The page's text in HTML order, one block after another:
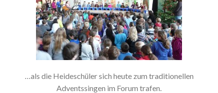
…als die Heideschüler sich heute zum traditionellen
Adventssingen im Forum trafen.